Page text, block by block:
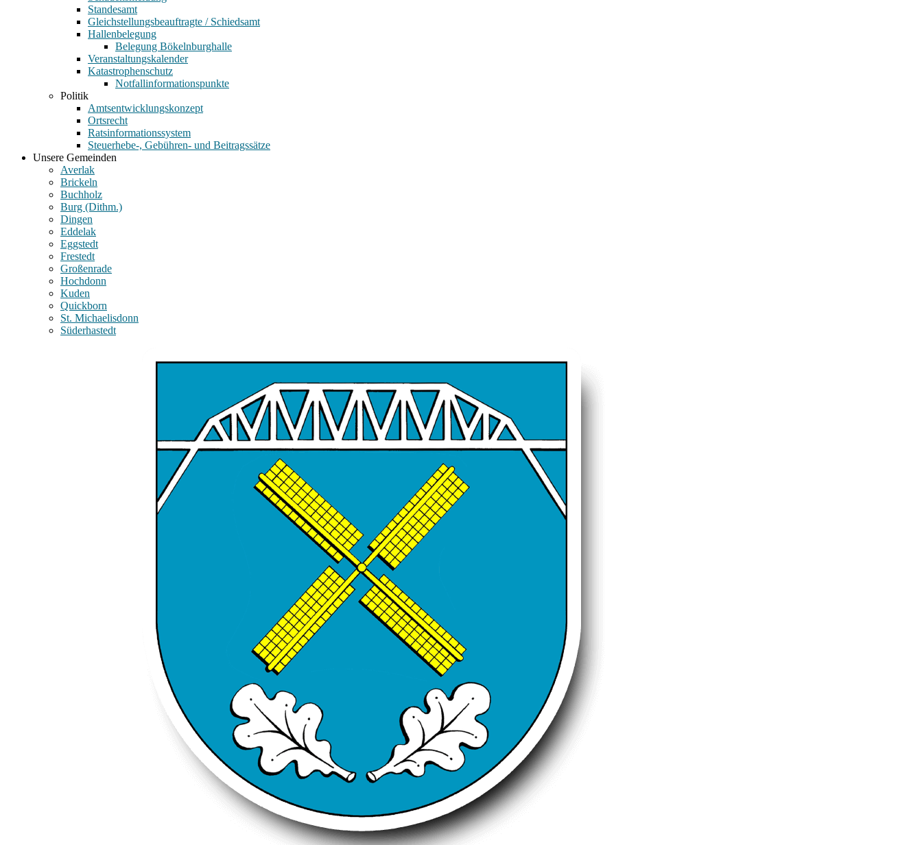
Standesamt
Gleichstellungsbeauftragte / Schiedsamt
Hallenbelegung
Belegung Bökelnburghalle
Veranstaltungskalender
Katastrophenschutz
Notfallinformationspunkte
Politik
Amtsentwicklungskonzept
Ortsrecht
Ratsinformationssystem
Steuerhebe-, Gebühren- und Beitragssätze
Unsere Gemeinden
Averlak
Brickeln
Buchholz
Burg (Dithm.)
Dingen
Eddelak
Eggstedt
Frestedt
Großenrade
Hochdonn
Kuden
Quickborn
St. Michaelisdonn
Süderhastedt